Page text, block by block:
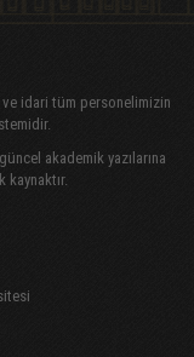
idari tüm personelimizin
akademik yazılarına